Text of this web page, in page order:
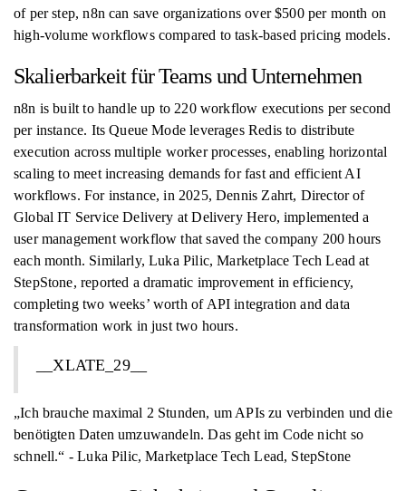
of per step, n8n can save organizations over $500 per month on
high-volume workflows compared to task-based pricing models.
Skalierbarkeit für Teams und Unternehmen
n8n is built to handle up to 220 workflow executions per second
per instance. Its Queue Mode leverages Redis to distribute
execution across multiple worker processes, enabling horizontal
scaling to meet increasing demands for fast and efficient AI
workflows. For instance, in 2025, Dennis Zahrt, Director of
Global IT Service Delivery at Delivery Hero, implemented a
user management workflow that saved the company 200 hours
each month. Similarly, Luka Pilic, Marketplace Tech Lead at
StepStone, reported a dramatic improvement in efficiency,
completing two weeks’ worth of API integration and data
transformation work in just two hours.
__XLATE_29__
„Ich brauche maximal 2 Stunden, um APIs zu verbinden und die
benötigten Daten umzuwandeln. Das geht im Code nicht so
schnell.“ - Luka Pilic, Marketplace Tech Lead, StepStone